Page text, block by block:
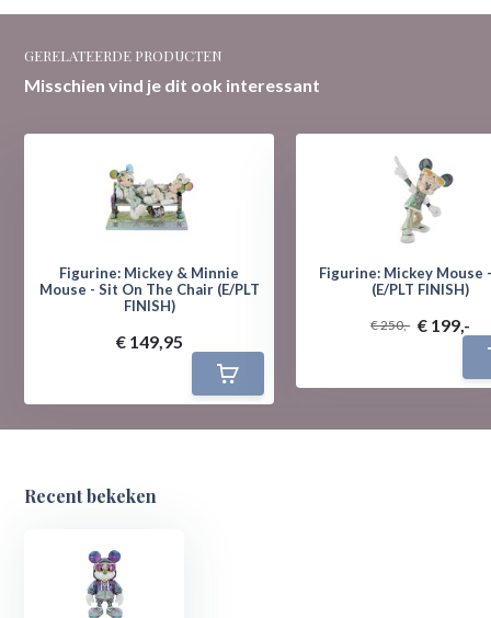
GERELATEERDE PRODUCTEN
Misschien vind je dit ook interessant
Figurine: Mickey & Minnie
Mouse - Sit On The Chair (E/PLT
FINISH)
€ 149,95
Figurine: Mickey Mouse
(E/PLT FINISH)
€ 250,- € 199,-
Recent bekeken